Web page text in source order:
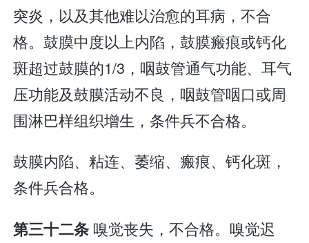
突炎，以及其他难以治愈的耳病，不合
格。鼓膜中度以上内陷，鼓膜瘢痕或钙化
斑超过鼓膜的1/3，咽鼓管通气功能、耳气
压功能及鼓膜活动不良，咽鼓管咽口或周
围淋巴样组织增生，条件兵不合格。
鼓膜内陷、粘连、萎缩、瘢痕、钙化斑，
条件兵合格。
第三十二条 嗅觉丧失，不合格。嗅觉迟